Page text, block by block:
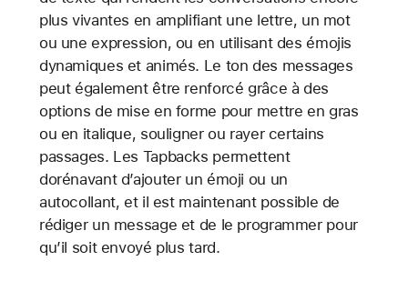
plus vivantes en amplifiant une lettre, un mot
ou une expression, ou en utilisant des émojis
dynamiques et animés. Le ton des messages
peut également être renforcé grâce à des
options de mise en forme pour mettre en gras
ou en italique, souligner ou rayer certains
passages. Les Tapbacks permettent
dorénavant d’ajouter un émoji ou un
autocollant, et il est maintenant possible de
rédiger un message et de le programmer pour
qu’il soit envoyé plus tard.